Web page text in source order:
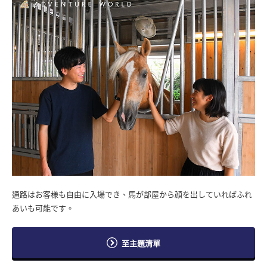
通路はお客様も自由に入場でき、馬が部屋から顔を出していればふれ
あいも可能です。
至主題清單